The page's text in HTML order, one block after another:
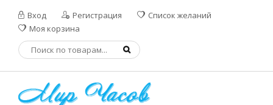
Вход Регистрация
Список желаний
Моя корзина